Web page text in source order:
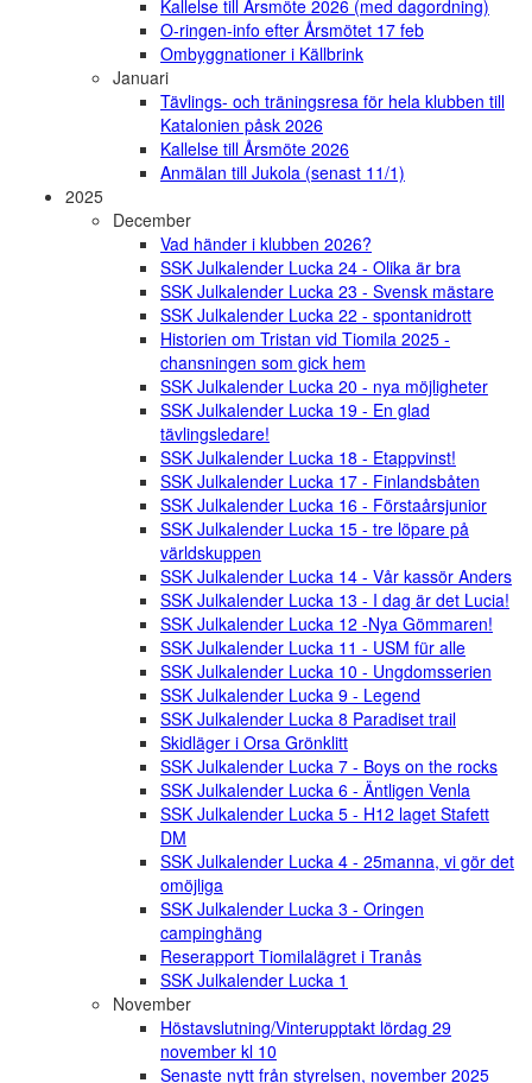
Kallelse till Årsmöte 2026 (med dagordning)
O-ringen-info efter Årsmötet 17 feb
Ombyggnationer i Källbrink
Januari
Tävlings- och träningsresa för hela klubben till
Katalonien påsk 2026
Kallelse till Årsmöte 2026
Anmälan till Jukola (senast 11/1)
2025
December
Vad händer i klubben 2026?
SSK Julkalender Lucka 24 - Olika är bra
SSK Julkalender Lucka 23 - Svensk mästare
SSK Julkalender Lucka 22 - spontanidrott
Historien om Tristan vid Tiomila 2025 -
chansningen som gick hem
SSK Julkalender Lucka 20 - nya möjligheter
SSK Julkalender Lucka 19 - En glad
tävlingsledare!
SSK Julkalender Lucka 18 - Etappvinst!
SSK Julkalender Lucka 17 - Finlandsbåten
SSK Julkalender Lucka 16 - Förstaårsjunior
SSK Julkalender Lucka 15 - tre löpare på
världskuppen
SSK Julkalender Lucka 14 - Vår kassör Anders
SSK Julkalender Lucka 13 - I dag är det Lucia!
SSK Julkalender Lucka 12 -Nya Gömmaren!
SSK Julkalender Lucka 11 - USM für alle
SSK Julkalender Lucka 10 - Ungdomsserien
SSK Julkalender Lucka 9 - Legend
SSK Julkalender Lucka 8 Paradiset trail
Skidläger i Orsa Grönklitt
SSK Julkalender Lucka 7 - Boys on the rocks
SSK Julkalender Lucka 6 - Äntligen Venla
SSK Julkalender Lucka 5 - H12 laget Stafett
DM
SSK Julkalender Lucka 4 - 25manna, vi gör det
omöjliga
SSK Julkalender Lucka 3 - Oringen
campinghäng
Reserapport Tiomilalägret i Tranås
SSK Julkalender Lucka 1
November
Höstavslutning/Vinterupptakt lördag 29
november kl 10
Senaste nytt från styrelsen, november 2025